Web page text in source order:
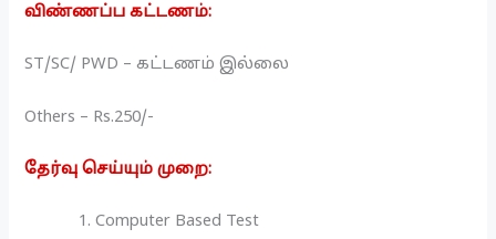
விண்ணப்ப கட்டணம்:
ST/SC/ PWD – கட்டணம் இல்லை
Others – Rs.250/-
தேர்வு செய்யும் முறை:
Computer Based Test